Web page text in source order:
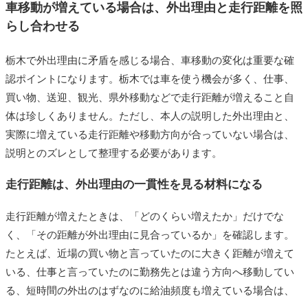
車移動が増えている場合は、外出理由と走行距離を照
らし合わせる
栃木で外出理由に矛盾を感じる場合、車移動の変化は重要な確
認ポイントになります。栃木では車を使う機会が多く、仕事、
買い物、送迎、観光、県外移動などで走行距離が増えること自
体は珍しくありません。ただし、本人の説明した外出理由と、
実際に増えている走行距離や移動方向が合っていない場合は、
説明とのズレとして整理する必要があります。
走行距離は、外出理由の一貫性を見る材料になる
走行距離が増えたときは、「どのくらい増えたか」だけでな
く、「その距離が外出理由に見合っているか」を確認します。
たとえば、近場の買い物と言っていたのに大きく距離が増えて
いる、仕事と言っていたのに勤務先とは違う方向へ移動してい
る、短時間の外出のはずなのに給油頻度も増えている場合は、